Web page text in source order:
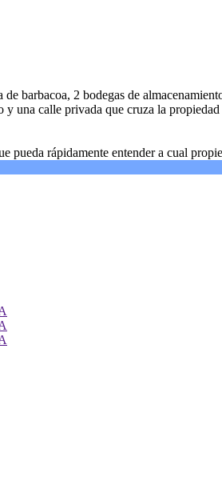
barbacoa, 2 bodegas de
una calle privada que cruza la
pueda rápidamente entender a cual